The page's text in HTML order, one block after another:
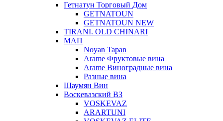
Гетнатун Торговый Дом
GETNATOUN
GETNATOUN NEW
TIRANI. OLD CHINARI
МАП
Noyan Tapan
Arame Фруктовые вина
Arame Виноградные вина
Разные вина
Шаумян Вин
Воскевазский ВЗ
VOSKEVAZ
ARARTUNI